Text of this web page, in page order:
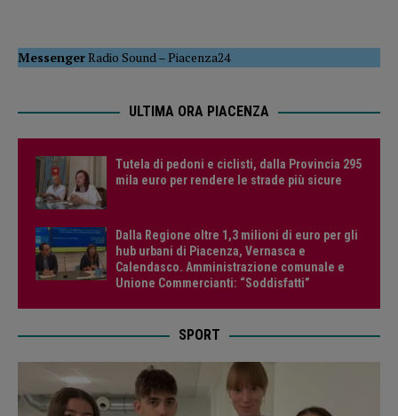
MessengerRadio Sound–Piacenza24
ULTIMA ORA PIACENZA
Tutela di pedoni e ciclisti, dalla Provincia 295
mila euro per rendere le strade più sicure
Dalla Regione oltre 1,3 milioni di euro per gli
hub urbani di Piacenza, Vernasca e
Calendasco. Amministrazione comunale e
Unione Commercianti: “Soddisfatti”
SPORT